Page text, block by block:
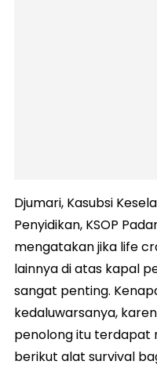
Djumari, Kasubsi
Penyidikan, KSOP
mengatakan jika life
lainnya di atas kapal
sangat penting.
kedaluwarsanya,
penolong itu terdapat
berikut alat survival